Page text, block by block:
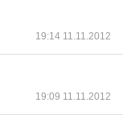
19:14 11.11.2012
19:09 11.11.2012